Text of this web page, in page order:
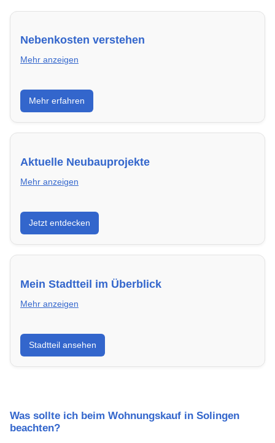
Nebenkosten verstehen
Mehr anzeigen
Erfahre, welche Nebenkosten rechtmäßig sind und
wie du deine monatliche Belastung optimieren
kannst.
Mehr erfahren
Aktuelle Neubauprojekte
Mehr anzeigen
Entdecke Neubauprojekte in Solingen – modern,
energieeffizient und sofort bezugsfertig.
Jetzt entdecken
Mein Stadtteil im Überblick
Mehr anzeigen
Erfahre mehr über deinen Stadtteil in Solingen:
Lebensqualität, Verkehrsanbindung, Schulen,
Freizeitmöglichkeiten und Mietpreise.
Stadtteil ansehen
Was sollte ich beim Wohnungskauf in Solingen
beachten?